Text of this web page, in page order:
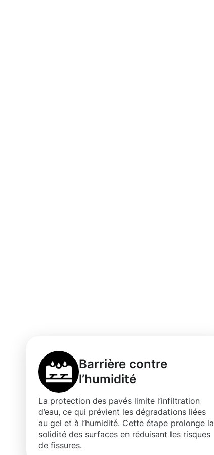
Barrière contre
l’humidité
La protection des pavés limite l’infiltration
d’eau, ce qui prévient les dégradations liées
au gel et à l’humidité. Cette étape prolonge la
solidité des surfaces en réduisant les risques
de fissures.